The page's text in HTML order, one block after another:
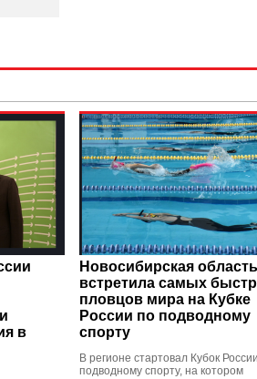
в
Новосибирская область
встретила самых
пловцов мира на Кубке
России по подводному
спорту
В регионе стартовал Кубок
подводному спорту, на котором